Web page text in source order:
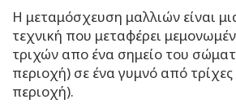
Η μεταμόσχευση μαλλιών είναι
τεχνική που μεταφέρει
τριχών απο ένα σημείο του
περιοχή) σε ένα γυμνό από τρίχες
περιοχή).